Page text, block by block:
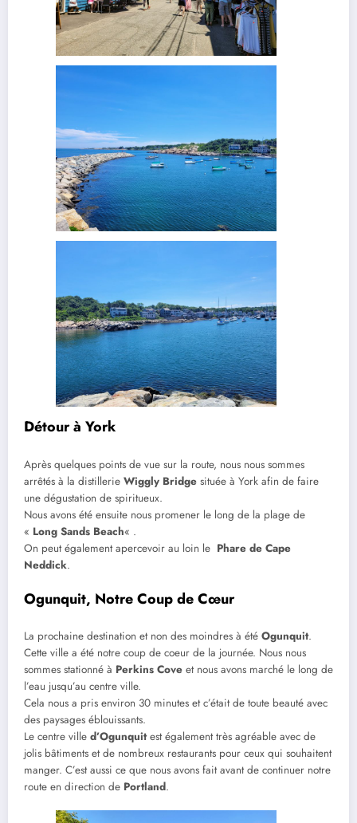
Détour à York
Après quelques points de vue sur la route, nous nous sommes
arrêtés à la distillerie Wiggly Bridge située à York afin de faire
une dégustation de spiritueux.
Nous avons été ensuite nous promener le long de la plage de
« Long Sands Beach« .
On peut également apercevoir au loin le Phare de Cape
Neddick.
Ogunquit, Notre Coup de Cœur
La prochaine destination et non des moindres à été Ogunquit.
Cette ville a été notre coup de coeur de la journée. Nous nous
sommes stationné à Perkins Cove et nous avons marché le long de
l’eau jusqu’au centre ville.
Cela nous a pris environ 30 minutes et c’était de toute beauté avec
des paysages éblouissants.
Le centre ville d’Ogunquitest également très agréable avec de
jolis bâtiments et de nombreux restaurants pour ceux qui souhaitent
manger. C’est aussi ce que nous avons fait avant de continuer notre
route en direction de Portland.